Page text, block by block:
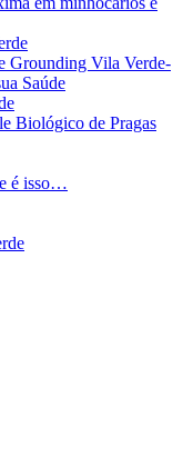
Grounding Vila Verde-
Saúde
Biológico de Pragas
é isso…